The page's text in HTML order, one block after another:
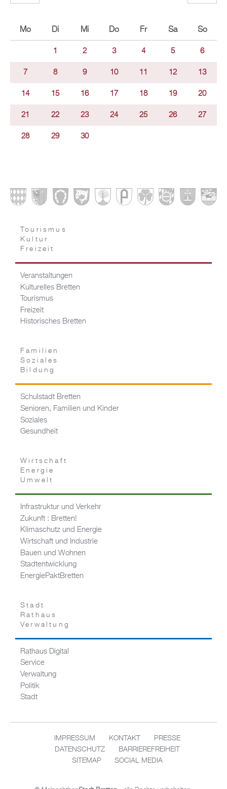
Mo Di Mi Do Fr Sa So
1 2 3 4 5 6
7 8 9 10 11 12 13
14 15 16 17 18 19 20
21 22 23 24 25 26 27
28 29 30
Tourismus
Kultur
Freizeit
Veranstaltungen
Kulturelles Bretten
Tourismus
Freizeit
Historisches Bretten
Familien
Soziales
Bildung
Schulstadt Bretten
Senioren, Familien und Kinder
Soziales
Gesundheit
Wirtschaft
Energie
Umwelt
Infrastruktur und Verkehr
Zukunft : Bretten!
Klimaschutz und Energie
Wirtschaft und Industrie
Bauen und Wohnen
Stadtentwicklung
EnergiePaktBretten
Stadt
Rathaus
Verwaltung
Rathaus Digital
Service
Verwaltung
Politik
Stadt
IMPRESSUM KONTAKT
PRESSE
DATENSCHUTZ
BARRIEREFREIHEIT
SITEMAP
SOCIAL MEDIA